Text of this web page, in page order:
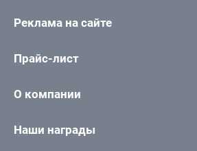
Реклама на сайте
Прайс-лист
О компании
Наши награды